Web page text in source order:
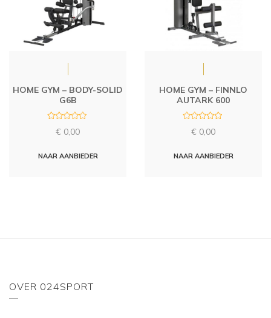
HOME GYM – BODY-SOLID
G6B
d
€ 0,00
NAAR AANBIEDER
HOME GYM – FINNLO
AUTARK 600
d
€ 0,00
NAAR AANBIEDER
OVER 024SPORT